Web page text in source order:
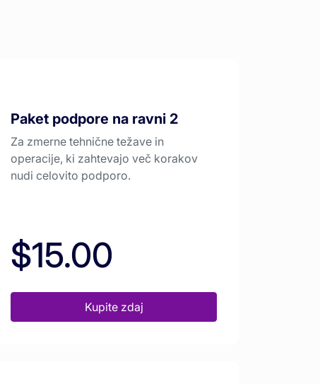
Paket podpore na ravni 2
Za zmerne tehnične težave in
operacije, ki zahtevajo več korakov
nudi celovito podporo.
$15.00
Kupite zdaj